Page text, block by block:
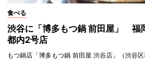
食べる
渋谷に「博多もつ鍋 前田屋」 福
都内2号店
もつ鍋店「博多もつ鍋 前田屋 渋谷店」（渋谷